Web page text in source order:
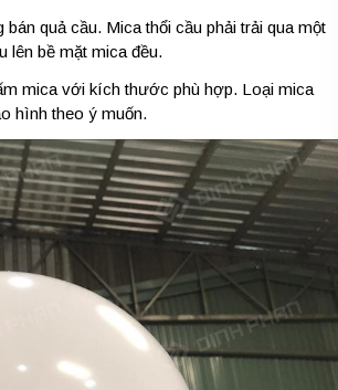
quả cầu. Mica thổi cầu phải trải qua một
lên bề mặt mica đều.
mica với kích thước phù hợp. Loại mica
hình theo ý muốn.